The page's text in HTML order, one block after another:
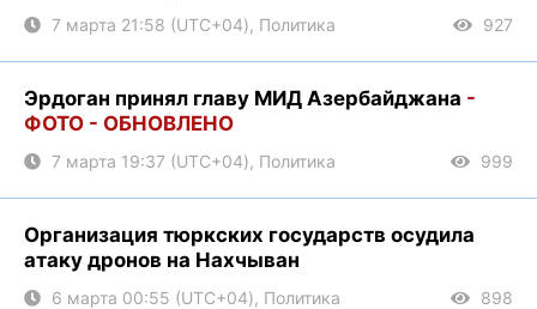
7 марта 21:58 (UTC+04), Политика 927
Эрдоган принял главу МИД Азербайджана -
ФОТО - ОБНОВЛЕНО
7 марта 19:37 (UTC+04), Политика 999
Организация тюркских государств осудила
атаку дронов на Нахчыван
6 марта 00:55 (UTC+04), Политика 898